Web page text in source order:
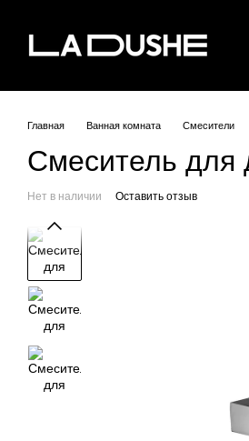
Главная Ванная комната Смесители
Смеситель для
Нет в наличии Оставить отзыв